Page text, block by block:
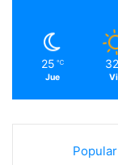
25 ℃
Jue
32
Popular